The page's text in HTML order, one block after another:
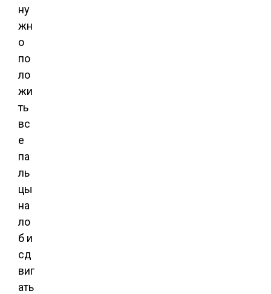
ну
жн
о
по
ло
жи
ть
вс
е
па
ль
цы
на
ло
б и
сд
виг
ать